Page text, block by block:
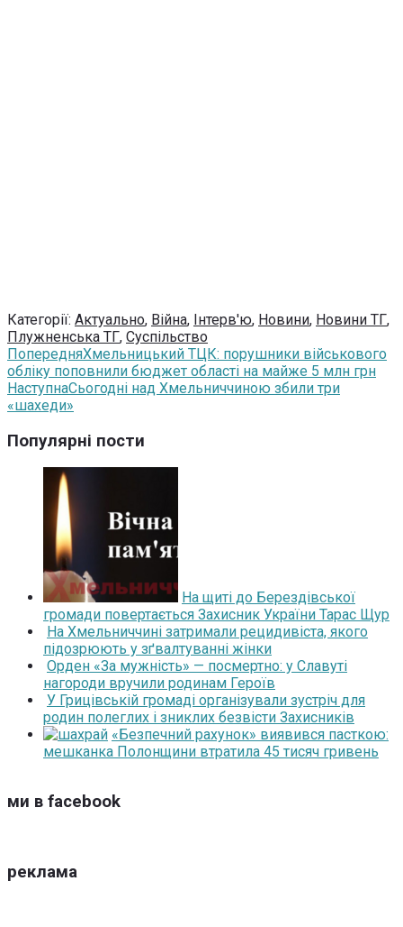
Категорії: Актуально, Війна, Інтерв'ю, Новини, Новини ТГ,
Плужненська ТГ, Суспільство
ПопередняХмельницький ТЦК: порушники військового
обліку поповнили бюджет області на майже 5 млн грн
НаступнаСьогодні над Хмельниччиною збили три
«шахеди»
Популярні пости
На щиті до Берездівської
громади повертається Захисник України Тарас Щур
На Хмельниччині затримали рецидивіста, якого
підозрюють у зґвалтуванні жінки
Орден «За мужність» — посмертно: у Славуті
нагороди вручили родинам Героїв
У Грицівській громаді організували зустріч для
родин полеглих і зниклих безвісти Захисників
«Безпечний рахунок» виявився пасткою:
мешканка Полонщини втратила 45 тисяч гривень
ми в facebook
реклама